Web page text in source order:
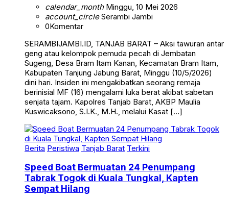
calendar_monthMinggu, 10 Mei 2026
account_circleSerambi Jambi
0Komentar
SERAMBIJAMBI.ID, TANJAB BARAT – Aksi tawuran antar
geng atau kelompok pemuda pecah di Jembatan
Sugeng, Desa Bram Itam Kanan, Kecamatan Bram Itam,
Kabupaten Tanjung Jabung Barat, Minggu (10/5/2026)
dini hari. Insiden ini mengakibatkan seorang remaja
berinisial MF (16) mengalami luka berat akibat sabetan
senjata tajam. Kapolres Tanjab Barat, AKBP Maulia
Kuswicaksono, S.I.K., M.H., melalui Kasat […]
Berita Peristiwa Tanjab Barat Terkini
Speed Boat Bermuatan 24 Penumpang
Tabrak Togok di Kuala Tungkal, Kapten
Sempat Hilang